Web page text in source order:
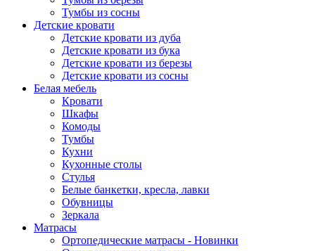
Тумбы из сосны
Детские кровати
Детские кровати из дуба
Детские кровати из бука
Детские кровати из березы
Детские кровати из сосны
Белая мебель
Кровати
Шкафы
Комоды
Тумбы
Кухни
Кухонные столы
Стулья
Белые банкетки, кресла, лавки
Обувницы
Зеркала
Матрасы
Ортопедические матрасы - Новинки